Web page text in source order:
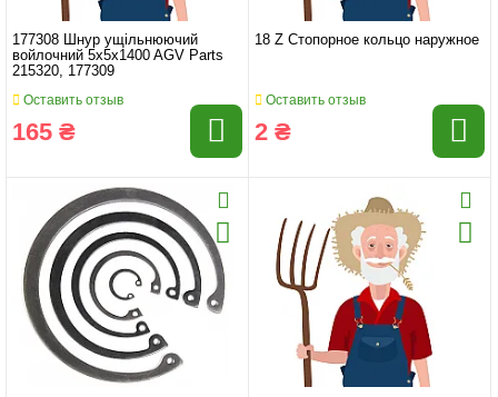
177308 Шнур ущільнюючий
войлочний 5x5x1400 AGV Parts
215320, 177309
Оставить отзыв
165 ₴
18 Z Стопорное кольцо наружное
Оставить отзыв
2 ₴